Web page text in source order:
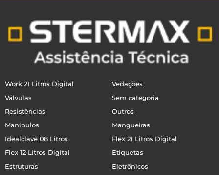
Work 21 Litros Digital
Vedações
Válvulas
Sem categoria
Resistências
Outros
Manipulos
Mangueiras
Idealclave 08 Litros
Flex 21 Litros Digital
Flex 12 Litros Digital
Etiquetas
Estruturas
Eletrônicos